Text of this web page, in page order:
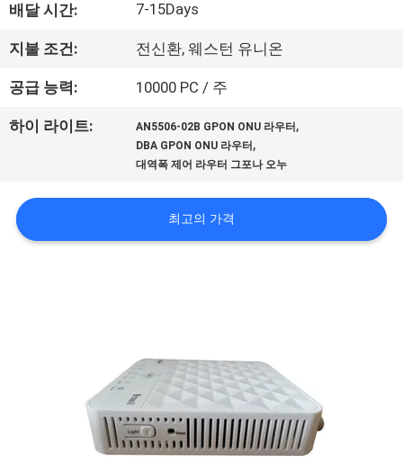
공
장
여
행
질
배달 시간: 7-15Days
지불 조건: 전신환, 웨스턴 유니온
공급 능력: 10000 PC / 주
하이 라이트: AN5506-02B GPON ONU 라우터 ,
DBA GPON ONU 라우터 ,
대역폭 제어 라우터 그포나 오누
최고의 가격